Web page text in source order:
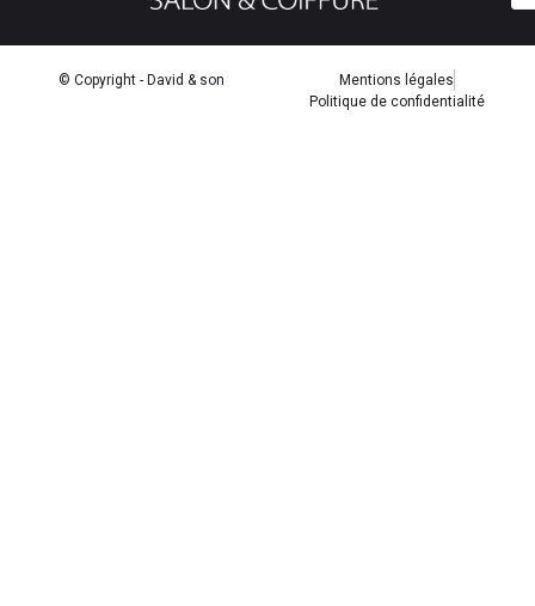
© Copyright - David & son
Mentions légales
Politique de confidentialité